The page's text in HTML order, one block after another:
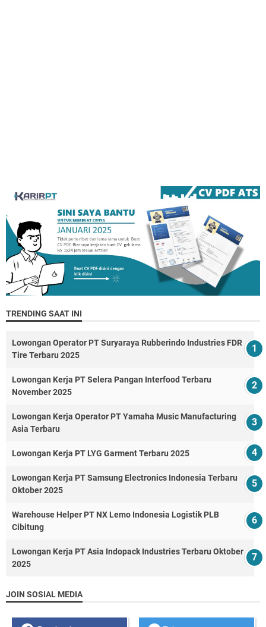
TRENDING SAAT INI
Lowongan Operator PT Suryaraya Rubberindo Industries FDR
Tire Terbaru 2025
Lowongan Kerja PT Selera Pangan Interfood Terbaru
November 2025
Lowongan Kerja Operator PT Yamaha Music Manufacturing
Asia Terbaru
Lowongan Kerja PT LYG Garment Terbaru 2025
Lowongan Kerja PT Samsung Electronics Indonesia Terbaru
Oktober 2025
Warehouse Helper PT NX Lemo Indonesia Logistik PLB
Cibitung
Lowongan Kerja PT Asia Indopack Industries Terbaru Oktober
2025
JOIN SOSIAL MEDIA